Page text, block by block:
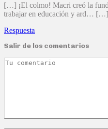
[…] ¡El colmo! Macri creó la
trabajar en educación y ard… […]
Respuesta
Salir de los comentarios